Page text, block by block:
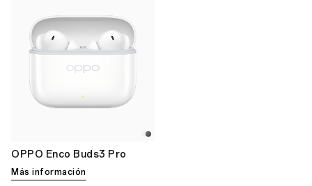
OPPO Enco Buds3 Pro
Más información